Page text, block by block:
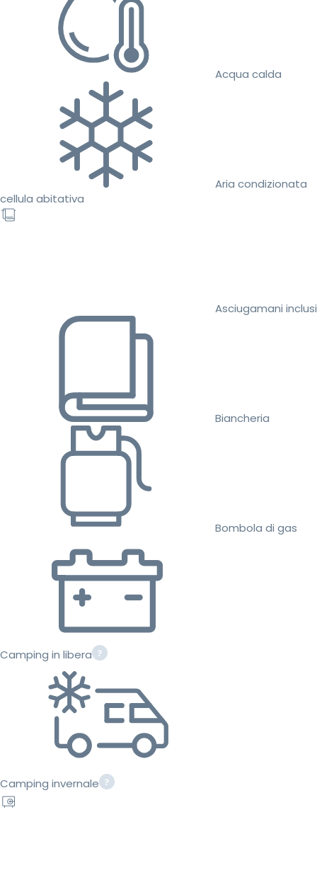
Acqua calda
Aria condizionata
cellula abitativa
Asciugamani inclusi
Biancheria
Bombola di gas
Camping in libera
Camping invernale